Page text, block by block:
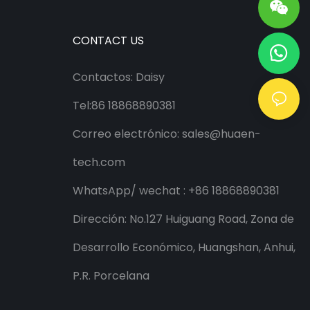
CONTACT US
Contactos: Daisy
Tel:86 18868890381
Correo electrónico: sales@huaen-
tech.com
WhatsApp/ wechat : +86 18868890381
Dirección: No.127 Huiguang Road, Zona de
Desarrollo Económico, Huangshan, Anhui,
P.R. Porcelana